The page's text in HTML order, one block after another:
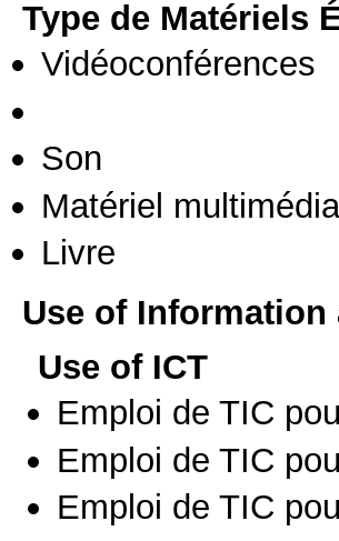
Type de Matériels
Vidéoconférences
Son
Matériel multimédia
Livre
Use of
Use of ICT
Emploi de TIC
Emploi de TIC
Emploi de TIC